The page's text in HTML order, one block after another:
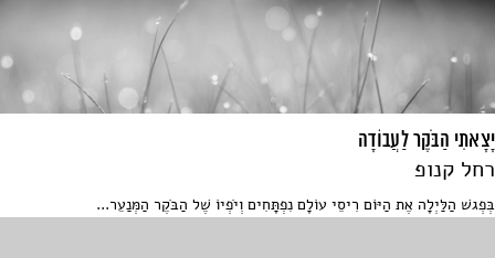
יָצָאתִי הַבֹּקֶר לַעֲבוֹדָה
רחל קנופ
בְּפְגשׁ הַלַּיְלָה אֶת הַיּוֹם רִיסֵי עוֹלָם נִפְתָּחִים וְיֹפְיוֹ שֶׁל הַבֹּקֶר הַמְּנַעֵר...